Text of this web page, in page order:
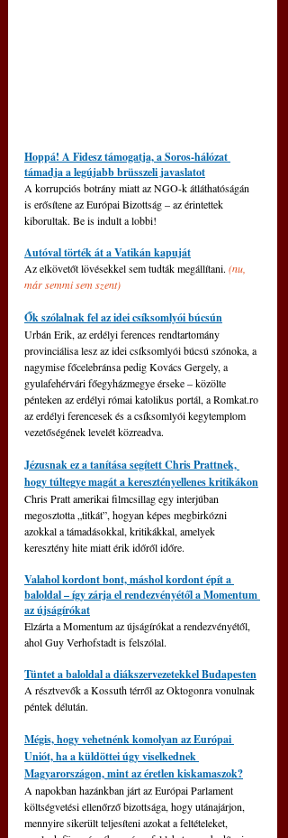
Hoppá! A Fidesz támogatja, a Soros-hálózat
támadja a legújabb brüsszeli javaslatot
A korrupciós botrány miatt az NGO-k átláthatóságán
is erősítene az Európai Bizottság – az érintettek
kiborultak. Be is indult a lobbi!
Autóval törték át a Vatikán kapuját
Az elkövetőt lövésekkel sem tudták megállítani. (nu,
már semmi sem szent)
Ők szólalnak fel az idei csíksomlyói búcsún
Urbán Erik, az erdélyi ferences rendtartomány
provinciálisa lesz az idei csíksomlyói búcsú szónoka, a
nagymise főcelebránsa pedig Kovács Gergely, a
gyulafehérvári főegyházmegye érseke – közölte
pénteken az erdélyi római katolikus portál, a Romkat.ro
az erdélyi ferencesek és a csíksomlyói kegytemplom
vezetőségének levelét közreadva.
Jézusnak ez a tanítása segített Chris Prattnek,
hogy túltegye magát a keresztényellenes kritikákon
Chris Pratt amerikai filmcsillag egy interjúban
megosztotta „titkát”, hogyan képes megbirkózni
azokkal a támadásokkal, kritikákkal, amelyek
keresztény hite miatt érik időről időre.
Valahol kordont bont, máshol kordont épít a
baloldal – így zárja el rendezvényétől a Momentum
az újságírókat
Elzárta a Momentum az újságírókat a rendezvényétől,
ahol Guy Verhofstadt is felszólal.
Tüntet a baloldal a diákszervezetekkel Budapesten
A résztvevők a Kossuth térről az Oktogonra vonulnak
péntek délután.
Mégis, hogy vehetnénk komolyan az Európai
Uniót, ha a küldöttei úgy viselkednek
Magyarországon, mint az éretlen kiskamaszok?
A napokban hazánkban járt az Európai Parlament
költségvetési ellenőrző bizottsága, hogy utánajárjon,
mennyire sikerült teljesíteni azokat a feltételeket,